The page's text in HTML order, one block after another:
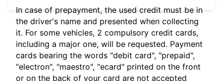
In case of prepayment, the used credit must be in
the driver's name and presented when collecting
it. For some vehicles, 2 compulsory credit cards,
including a major one, will be requested. Payment
cards bearing the words "debit card", "prepaid",
"electron", "maestro", "ecard" printed on the front
or on the back of your card are not accepted